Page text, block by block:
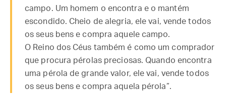
campo. Um homem o encontra e o mantém
escondido. Cheio de alegria, ele vai, vende todos
os seus bens e compra aquele campo.
O Reino dos Céus também é como um comprador
que procura pérolas preciosas. Quando encontra
uma pérola de grande valor, ele vai, vende todos
os seus bens e compra aquela pérola”.